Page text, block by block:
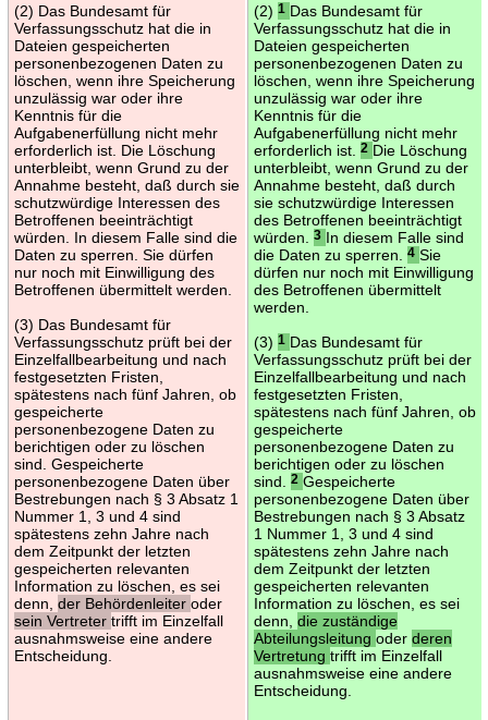
(2) Das Bundesamt für
Verfassungsschutz hat die in
Dateien gespeicherten
personenbezogenen Daten zu
löschen, wenn ihre Speicherung
unzulässig war oder ihre
Kenntnis für die
Aufgabenerfüllung nicht mehr
erforderlich ist. Die Löschung
unterbleibt, wenn Grund zu der
Annahme besteht, daß durch sie
schutzwürdige Interessen des
Betroffenen beeinträchtigt
würden. In diesem Falle sind die
Daten zu sperren. Sie dürfen
nur noch mit Einwilligung des
Betroffenen übermittelt werden.
(3) Das Bundesamt für
Verfassungsschutz prüft bei der
Einzelfallbearbeitung und nach
festgesetzten Fristen,
spätestens nach fünf Jahren, ob
gespeicherte
personenbezogene Daten zu
berichtigen oder zu löschen
sind. Gespeicherte
personenbezogene Daten über
Bestrebungen nach § 3 Absatz 1
Nummer 1, 3 und 4 sind
spätestens zehn Jahre nach
dem Zeitpunkt der letzten
gespeicherten relevanten
Information zu löschen, es sei
denn, der Behördenleiter oder
sein Vertreter trifft im Einzelfall
ausnahmsweise eine andere
Entscheidung.
(2) 1 Das Bundesamt für
Verfassungsschutz hat die in
Dateien gespeicherten
personenbezogenen Daten zu
löschen, wenn ihre Speicherung
unzulässig war oder ihre
Kenntnis für die
Aufgabenerfüllung nicht mehr
erforderlich ist.
2 Die Löschung
unterbleibt, wenn Grund zu der
Annahme besteht, daß durch
sie schutzwürdige Interessen
des Betroffenen beeinträchtigt
würden.
3 In diesem Falle sind
die Daten zu sperren.
4 Sie
dürfen nur noch mit Einwilligung
des Betroffenen übermittelt
werden.
(3) 1 Das Bundesamt für
Verfassungsschutz prüft bei der
Einzelfallbearbeitung und nach
festgesetzten Fristen,
spätestens nach fünf Jahren, ob
gespeicherte
personenbezogene Daten zu
berichtigen oder zu löschen
sind.
2 Gespeicherte
personenbezogene Daten über
Bestrebungen nach § 3 Absatz
1 Nummer 1, 3 und 4 sind
spätestens zehn Jahre nach
dem Zeitpunkt der letzten
gespeicherten relevanten
Information zu löschen, es sei
denn, die zuständige
Abteilungsleitung oder deren
Vertretung trifft im Einzelfall
ausnahmsweise eine andere
Entscheidung.